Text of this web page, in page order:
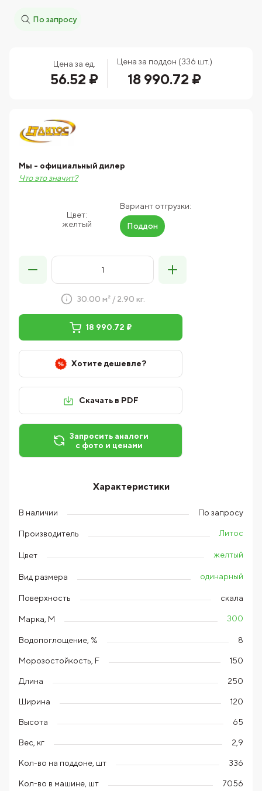
По запросу
Цена за ед.
56.52 ₽
Цена за поддон (336 шт.)
18 990.72 ₽
Цвет:
желтый
Вариант отгрузки:
Поддон
Мы - официальный дилер
Что это значит?
30.00 м² / 2.90 кг.
18 990.72 ₽
Хотите дешевле?
Скачать в PDF
Запросить аналоги
с фото и ценами
Характеристики
В наличии По запросу
Производитель Литос
Цвет желтый
Вид размера одинарный
Поверхность скала
Марка, М 300
Водопоглощение, % 8
Морозостойкость, F 150
Длина 250
Ширина 120
Высота 65
Вес, кг 2,9
Кол-во на поддоне, шт 336
Кол-во в машине, шт 7056